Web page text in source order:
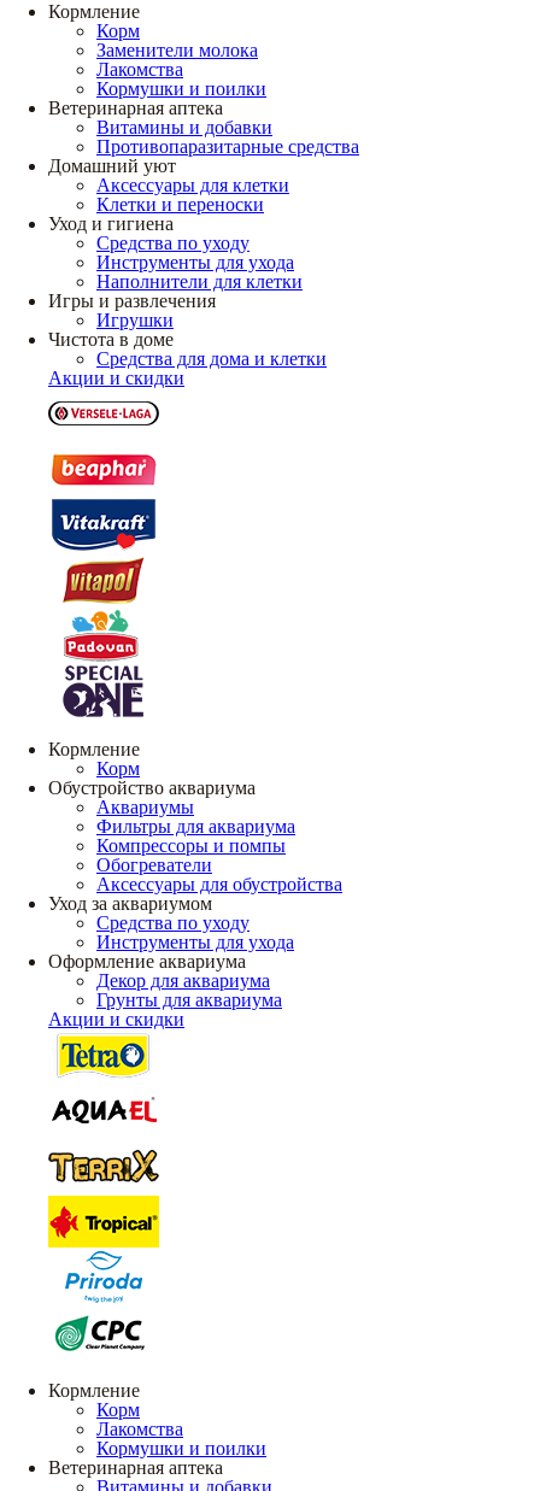
Кормление
Корм
Заменители молока
Лакомства
Кормушки и поилки
Ветеринарная аптека
Витамины и добавки
Противопаразитарные средства
Домашний уют
Аксессуары для клетки
Клетки и переноски
Уход и гигиена
Средства по уходу
Инструменты для ухода
Наполнители для клетки
Игры и развлечения
Игрушки
Чистота в доме
Средства для дома и клетки
Акции и скидки
Кормление
Корм
Обустройство аквариума
Аквариумы
Фильтры для аквариума
Компрессоры и помпы
Обогреватели
Аксессуары для обустройства
Уход за аквариумом
Средства по уходу
Инструменты для ухода
Оформление аквариума
Декор для аквариума
Грунты для аквариума
Акции и скидки
Кормление
Корм
Лакомства
Кормушки и поилки
Ветеринарная аптека
Витамины и добавки